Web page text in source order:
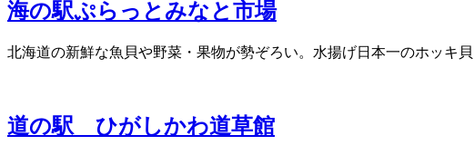
海の駅ぷらっとみなと市場
北海道の新鮮な魚貝や野菜・果物が勢ぞろい。水揚げ日本一のホッキ
道の駅 ひがしかわ道草館